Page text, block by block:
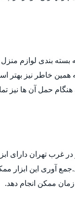
بندی لوازم منزل
خاطر نیز بهتر
حمل آن ها نیز
در غرب تهران
آوری این ابزار
زمان ممکن انجام دهد.